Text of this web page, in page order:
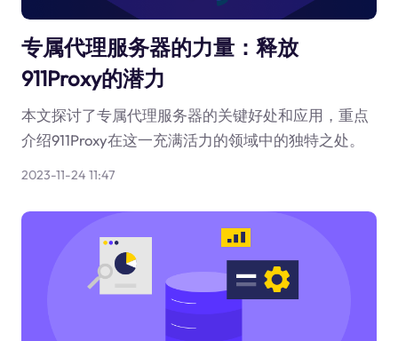
专属代理服务器的力量：释放
911Proxy的潜力
本文探讨了专属代理服务器的关键好处和应用，重点
介绍911Proxy在这一充满活力的领域中的独特之处。
2023-11-24 11:47